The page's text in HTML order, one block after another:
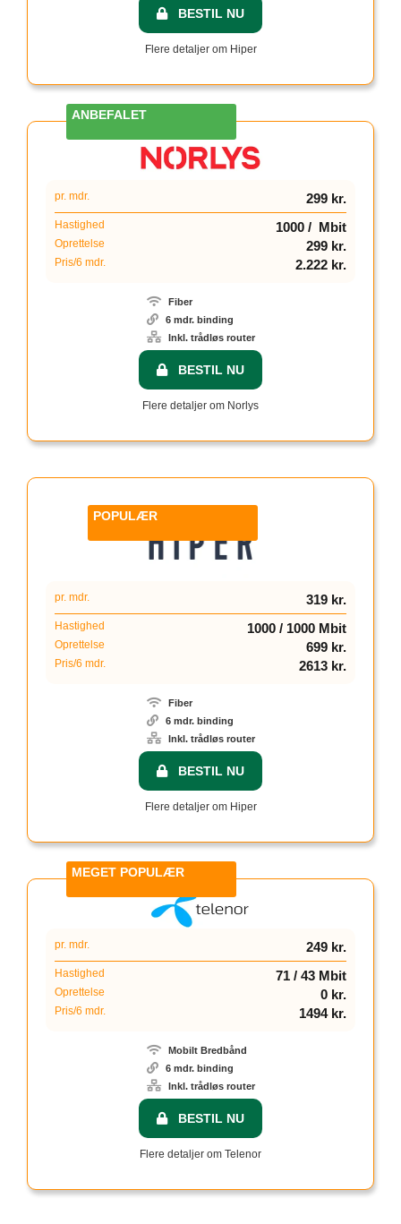
BESTIL NU
Flere detaljer om Hiper
pr. mdr. 299 kr.
Hastighed 1000 / Mbit
Oprettelse 299 kr.
Pris/6 mdr. 2.222 kr.
Fiber
6 mdr. binding
Inkl. trådløs router
BESTIL NU
Flere detaljer om Norlys
pr. mdr. 319 kr.
Hastighed 1000 / 1000 Mbit
Oprettelse 699 kr.
Pris/6 mdr. 2613 kr.
Fiber
6 mdr. binding
Inkl. trådløs router
BESTIL NU
Flere detaljer om Hiper
1
pr. mdr. 249 kr.
Hastighed 71 / 43 Mbit
Oprettelse 0 kr.
Pris/6 mdr. 1494 kr.
Mobilt Bredbånd
6 mdr. binding
Inkl. trådløs router
BESTIL NU
Flere detaljer om Telenor